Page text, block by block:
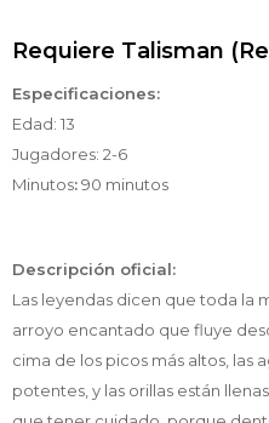
Requiere Talisman
Especificaciones:
Edad: 13
Jugadores: 2-6
Minutos:90 minutos
Descripción oficial:
Las leyendas dicen que toda la
arroyo encantado que fluye
cima de los picos más altos, las
potentes, y las orillas están